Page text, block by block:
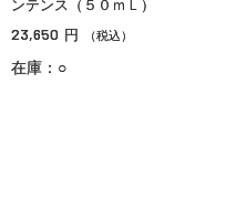
ンテンス（５０ｍＬ）
23,650 円 （税込）
在庫：○